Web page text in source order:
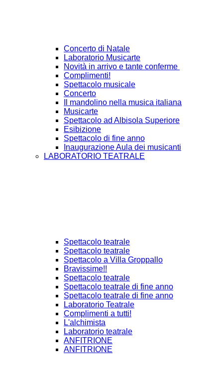
Concerto di Natale
Laboratorio Musicarte
Novità in arrivo e tante conferme
Complimenti!
Spettacolo musicale
Concerto
Il mandolino nella musica italiana
Musicarte
Spettacolo ad Albisola Superiore
Esibizione
Spettacolo di fine anno
Inaugurazione Aula dei musicanti
LABORATORIO TEATRALE
Spettacolo teatrale
Spettacolo teatrale
Spettacolo a Villa Groppallo
Bravissime!!
Spettacolo teatrale
Spettacolo teatrale di fine anno
Spettacolo teatrale di fine anno
Laboratorio Teatrale
Complimenti a tutti!
L'alchimista
Laboratorio teatrale
ANFITRIONE
ANFITRIONE